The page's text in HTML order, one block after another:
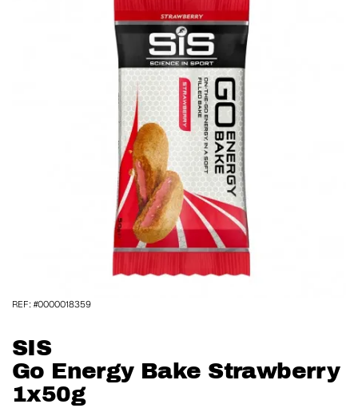
SIS
Go Energy Bake Strawberry
1x50g
REF: #0000018359